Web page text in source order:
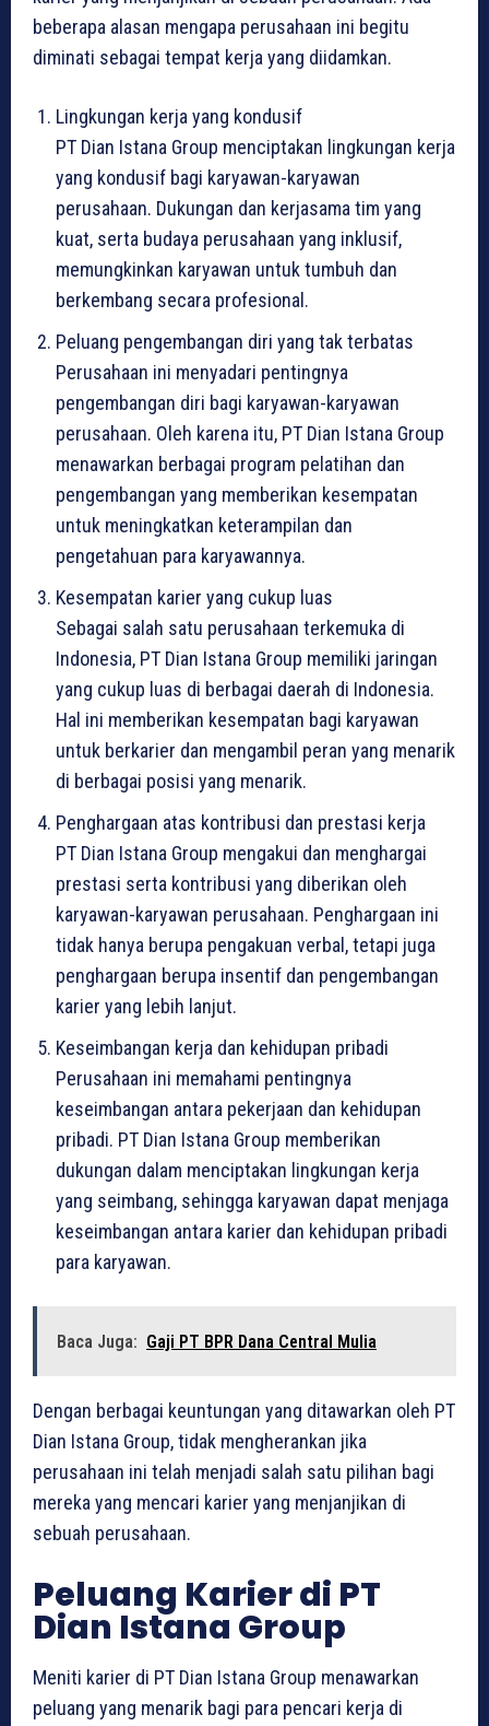
beberapa alasan mengapa perusahaan ini begitu
diminati sebagai tempat kerja yang diidamkan.
Lingkungan kerja yang kondusif
PT Dian Istana Group menciptakan lingkungan kerja
yang kondusif bagi karyawan-karyawan
perusahaan. Dukungan dan kerjasama tim yang
kuat, serta budaya perusahaan yang inklusif,
memungkinkan karyawan untuk tumbuh dan
berkembang secara profesional.
Peluang pengembangan diri yang tak terbatas
Perusahaan ini menyadari pentingnya
pengembangan diri bagi karyawan-karyawan
perusahaan. Oleh karena itu, PT Dian Istana Group
menawarkan berbagai program pelatihan dan
pengembangan yang memberikan kesempatan
untuk meningkatkan keterampilan dan
pengetahuan para karyawannya.
Kesempatan karier yang cukup luas
Sebagai salah satu perusahaan terkemuka di
Indonesia, PT Dian Istana Group memiliki jaringan
yang cukup luas di berbagai daerah di Indonesia.
Hal ini memberikan kesempatan bagi karyawan
untuk berkarier dan mengambil peran yang menarik
di berbagai posisi yang menarik.
Penghargaan atas kontribusi dan prestasi kerja
PT Dian Istana Group mengakui dan menghargai
prestasi serta kontribusi yang diberikan oleh
karyawan-karyawan perusahaan. Penghargaan ini
tidak hanya berupa pengakuan verbal, tetapi juga
penghargaan berupa insentif dan pengembangan
karier yang lebih lanjut.
Keseimbangan kerja dan kehidupan pribadi
Perusahaan ini memahami pentingnya
keseimbangan antara pekerjaan dan kehidupan
pribadi. PT Dian Istana Group memberikan
dukungan dalam menciptakan lingkungan kerja
yang seimbang, sehingga karyawan dapat menjaga
keseimbangan antara karier dan kehidupan pribadi
para karyawan.
Baca Juga: Gaji PT BPR Dana Central Mulia
Dengan berbagai keuntungan yang ditawarkan oleh PT
Dian Istana Group, tidak mengherankan jika
perusahaan ini telah menjadi salah satu pilihan bagi
mereka yang mencari karier yang menjanjikan di
sebuah perusahaan.
Peluang Karier di PT
Dian Istana Group
Meniti karier di PT Dian Istana Group menawarkan
peluang yang menarik bagi para pencari kerja di